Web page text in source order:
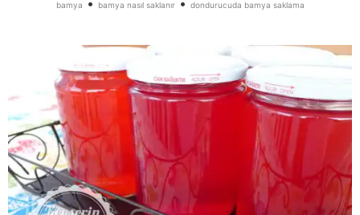
bamya bamya nasıl saklanır dondurucuda bamya saklama